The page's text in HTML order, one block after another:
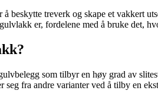
beskytte treverk og skape et vakkert
er, fordelene med å bruke det,
som tilbyr en høy grad av
seg fra andre varianter ved å tilby en